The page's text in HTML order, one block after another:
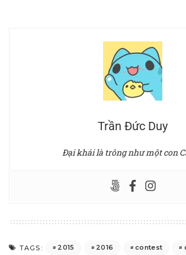
Trần Đức Duy
Đại khái là trông như một con
TAGS: 2015 2016 contest